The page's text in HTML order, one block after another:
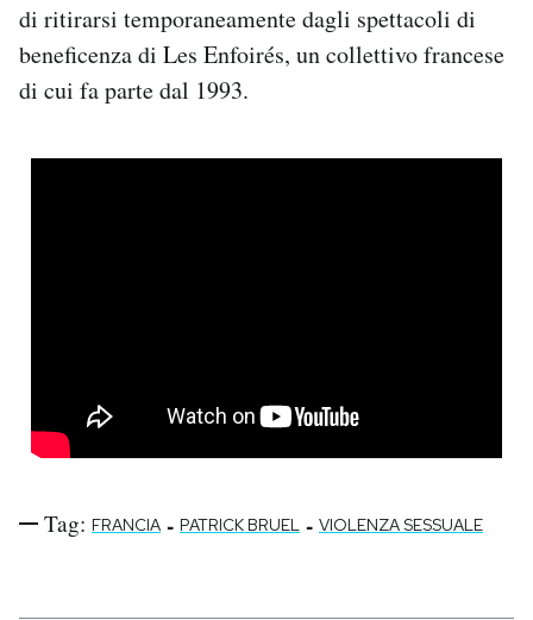
di ritirarsi temporaneamente dagli spettacoli di
beneficenza di Les Enfoirés, un collettivo francese
di cui fa parte dal 1993.
Tag: FRANCIA - PATRICK BRUEL - VIOLENZA SESSUALE